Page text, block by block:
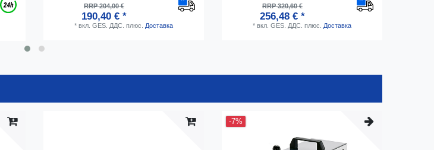
RRP 204,00 €
190,40 € *
* вкл. GES. ДДС. плюс. Доставка
RRP 320,60 €
256,48 € *
* вкл. GES. ДДС. плюс. Доставка
-7%